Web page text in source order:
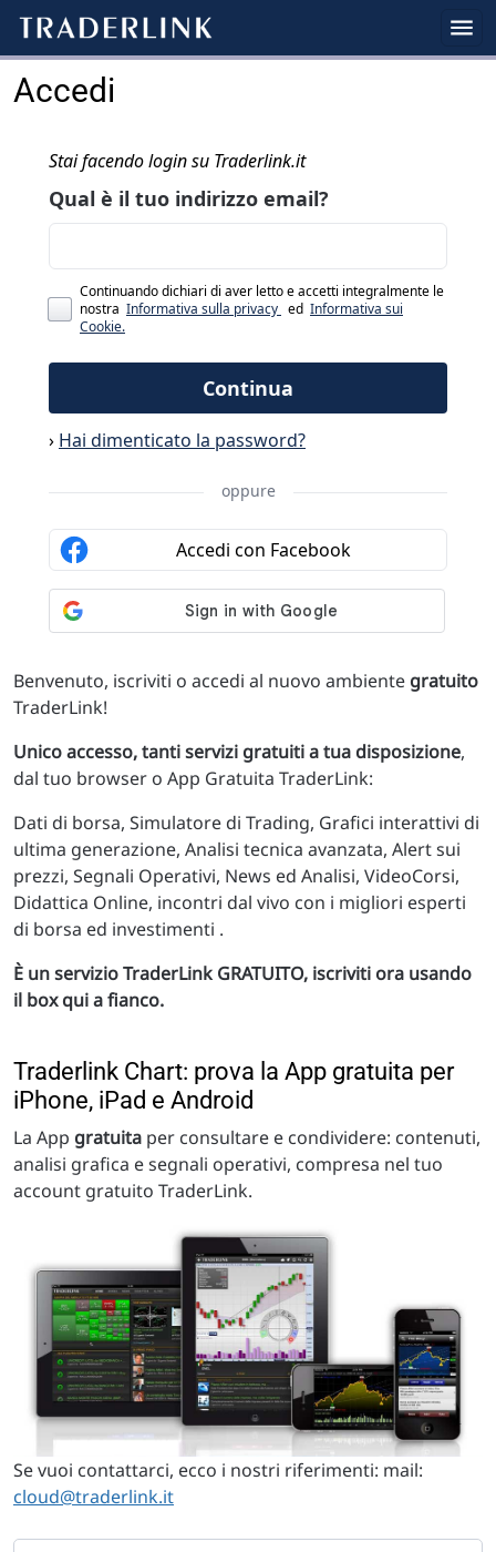
Accedi
Benvenuto, iscriviti o accedi al nuovo ambiente gratuito
TraderLink!
Unico accesso, tanti servizi gratuiti a tua disposizione,
dal tuo browser o App Gratuita TraderLink:
Dati di borsa, Simulatore di Trading, Grafici interattivi di
ultima generazione, Analisi tecnica avanzata, Alert sui
prezzi, Segnali Operativi, News ed Analisi, VideoCorsi,
Didattica Online, incontri dal vivo con i migliori esperti
di borsa ed investimenti .
È un servizio TraderLink GRATUITO, iscriviti ora usando
il box qui a fianco.
Traderlink Chart: prova la App gratuita per
iPhone, iPad e Android
La App gratuita per consultare e condividere: contenuti,
analisi grafica e segnali operativi, compresa nel tuo
account gratuito TraderLink.
Se vuoi contattarci, ecco i nostri riferimenti: mail:
cloud@traderlink.it